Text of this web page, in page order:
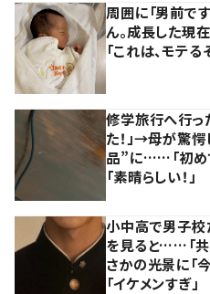
周囲に「男前で
ん。成長した現
「これは、モテる
修学旅行へ行っ
た！」→母が驚
品”に……「初めて
「素晴らしい！」
小中高で男子
を見ると……「共
さかの光景に「
「イケメンすぎ」